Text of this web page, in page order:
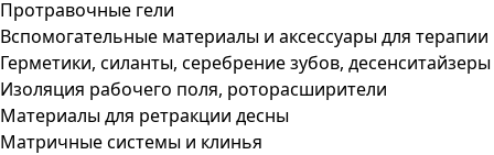
Протравочные гели
Вспомогательные материалы и аксессуары для терапии
Герметики, силанты, серебрение зубов, десенситайзеры
Изоляция рабочего поля, роторасширители
Материалы для ретракции десны
Матричные системы и клинья